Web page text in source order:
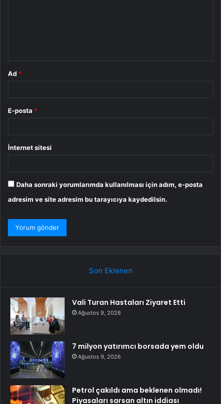
Ad *
E-posta *
İnternet sitesi
Daha sonraki yorumlarımda kullanılması için adım, e-posta
adresim ve site adresim bu tarayıcıya kaydedilsin.
Son Eklenen
Vali Turan Hastaları Ziyaret Etti
Ağustos 9, 2026
7 milyon yatırımcı borsada yem oldu
Ağustos 9, 2026
Petrol çakıldı ama beklenen olmadı!
Piyasaları sarsan altın iddiası